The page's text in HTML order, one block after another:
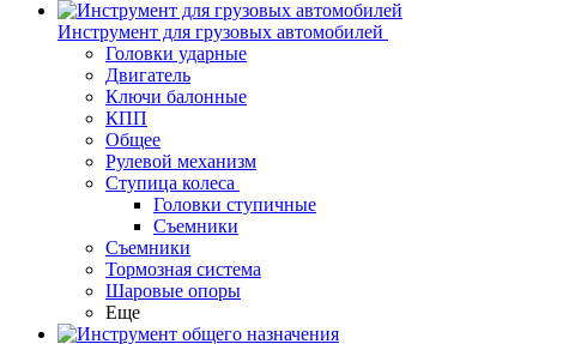
Инструмент для грузовых автомобилей
Головки ударные
Двигатель
Ключи балонные
КПП
Общее
Рулевой механизм
Ступица колеса
Головки ступичные
Съемники
Съемники
Тормозная система
Шаровые опоры
Еще